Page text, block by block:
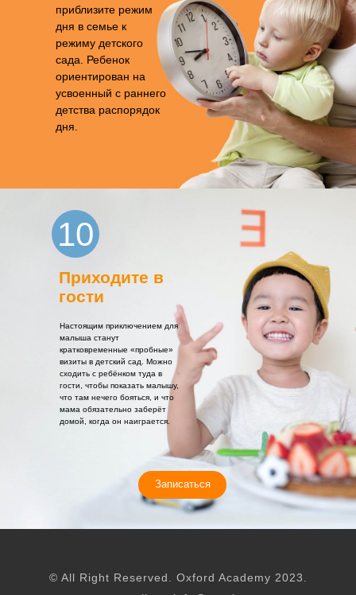
приблизите режим
дня в семье к
режиму детского
сада. Ребенок
ориентирован на
усвоенный с раннего
детства распорядок
дня.
Настоящим приключением для
малыша станут
кратковременные «пробные»
визиты в детский сад. Можно
сходить с ребёнком туда в
гости, чтобы показать малышу,
что там нечего бояться, и что
мама обязательно заберёт
домой, когда он наиграется.
10
Приходите в
гости
Записаться
© All Right Reserved. Oxford Academy 2023.